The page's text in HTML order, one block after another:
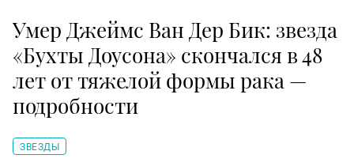
Умер Джеймс Ван Дер Бик: звезда
«Бухты Доусона» скончался в 48
лет от тяжелой формы рака —
подробности
ЗВЕЗДЫ